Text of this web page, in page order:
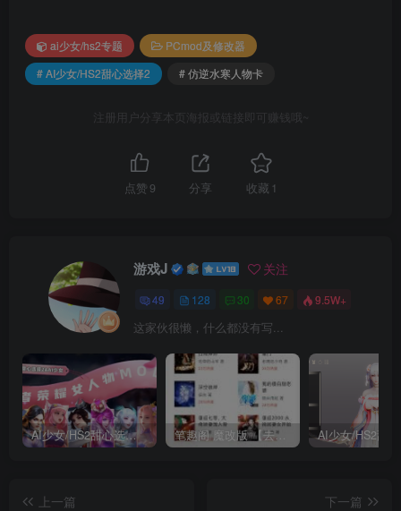
ai少女/hs2专题
PCmod及修改器
# AI少女/HS2甜心选择2
# 仿逆水寒人物卡
注册用户分享本页海报或链接即可赚钱哦~
点赞 9 分享 收藏 1
游戏J 关注
49 128 30 67 9.5W+
这家伙很懒，什么都没有写...
AI少女/HS2甜心选择2 仿王者荣耀人物卡全合集打包 笔趣阁 魔改版 【去广告免费小说】
上一篇
下一篇